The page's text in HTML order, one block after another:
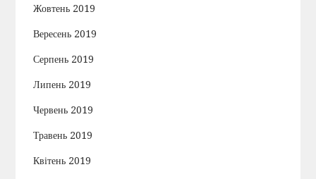
Жовтень 2019
Вересень 2019
Серпень 2019
Липень 2019
Червень 2019
Травень 2019
Квітень 2019